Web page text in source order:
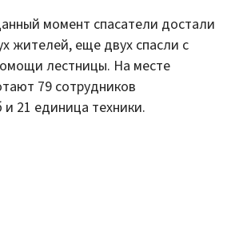
момент спасатели достали
жителей, еще двух спасли с
лестницы. На месте
79 сотрудников
21 единица техники.